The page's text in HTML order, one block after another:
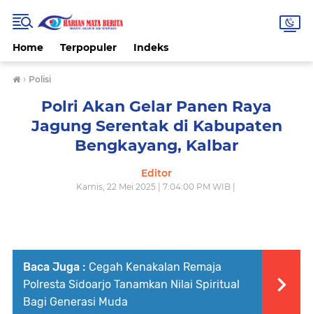
Home Terpopuler Indeks
› Polisi
Polri Akan Gelar Panen Raya
Jagung Serentak di Kabupaten
Bengkayang, Kalbar
Editor
Kamis, 22 Mei 2025 | 7:04:00 PM WIB |
Baca Juga : Cegah Kenakalan Remaja
Polresta Sidoarjo Tanamkan Nilai Spiritual
Bagi Generasi Muda